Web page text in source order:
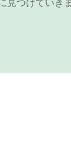
つけていきま